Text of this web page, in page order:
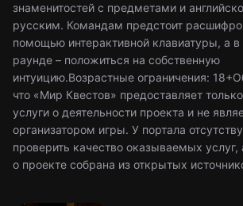
знаменитостей с предметами и
русским. Командам предстоит
помощью интерактивной клавиатуры, а
раунде – положиться на собственную
интуицию.Возрастные ограничения:
что «Мир Квестов» предоставляет
услуги о деятельности проекта и не
организатором игры. У портала
проверить качество оказываемых
о проекте собрана из открытых